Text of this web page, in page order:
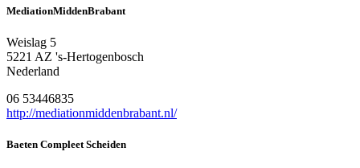
MediationMiddenBrabant
Weislag 5
5221 AZ 's-Hertogenbosch
Nederland
06 53446835
http://mediationmiddenbrabant.nl/
Baeten Compleet Scheiden